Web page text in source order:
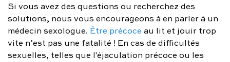
Si vous avez des questions ou recherchez des
solutions, nous vous encourageons à en parler à un
médecin sexologue. Être précoce au lit et jouir trop
vite n’est pas une fatalité ! En cas de difficultés
sexuelles, telles que l'éjaculation précoce ou les